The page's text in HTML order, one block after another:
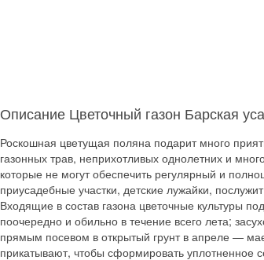
Описание Цветочный газон Барская
Роскошная цветущая поляна подарит много
газонных трав, неприхотливых однолетних и
которые не могут обеспечить регулярный и
приусадебные участки, детские лужайки,
Входящие в состав газона цветочные культуры
поочередно и обильно в течение всего лета;
прямым посевом в открытый грунт в апреле —
прикатывают, чтобы сформировать уплотненное